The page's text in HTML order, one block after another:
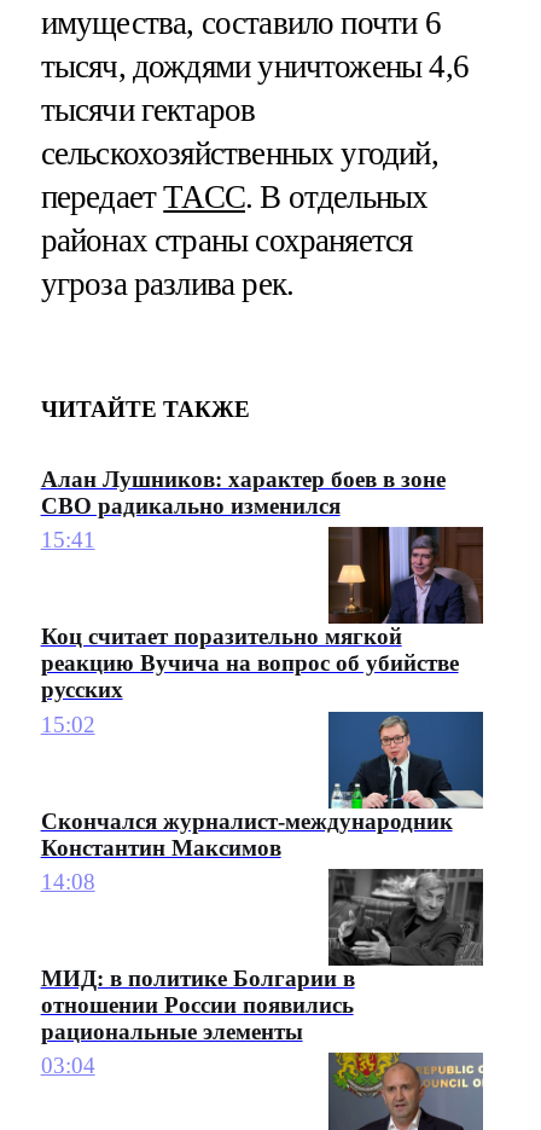
имущества, составило почти 6
тысяч, дождями уничтожены 4,6
тысячи гектаров
сельскохозяйственных угодий,
передаетТАСС. В отдельных
районах страны сохраняется
угроза разлива рек.
ЧИТАЙТЕ ТАКЖЕ
Алан Лушников: характер боев в зоне
СВО радикально изменился
15:41
Коц считает поразительно мягкой
реакцию Вучича на вопрос об убийстве
русских
15:02
Скончался журналист-международник
Константин Максимов
14:08
МИД: в политике Болгарии в
отношении России появились
рациональные элементы
03:04